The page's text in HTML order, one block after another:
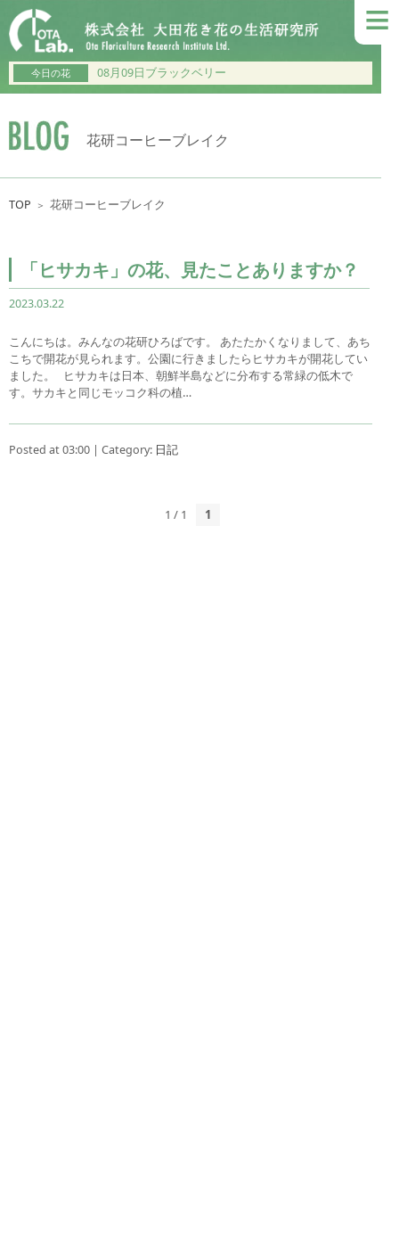
≡
今日の花 08月09日ブラックベリー
花研コーヒーブレイク
TOP ＞ 花研コーヒーブレイク
「ヒサカキ」の花、見たことありますか？
2023.03.22
こんにちは。みんなの花研ひろばです。 あたたかくなりまして、あち
こちで開花が見られます。公園に行きましたらヒサカキが開花してい
ました。 ヒサカキは日本、朝鮮半島などに分布する常緑の低木で
す。サカキと同じモッコク科の植…
Posted at 03:00 | Category: 日記
1 / 1 1